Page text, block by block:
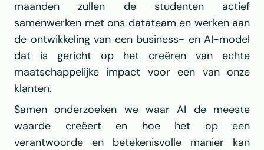
maanden zullen de studenten actief
samenwerken met ons datateam en werken aan
de ontwikkeling van een business- en AI-model
dat is gericht op het creëren van echte
maatschappelijke impact voor een van onze
klanten.
Samen onderzoeken we waar AI de meeste
waarde creëert en hoe het op een
verantwoorde en betekenisvolle manier kan